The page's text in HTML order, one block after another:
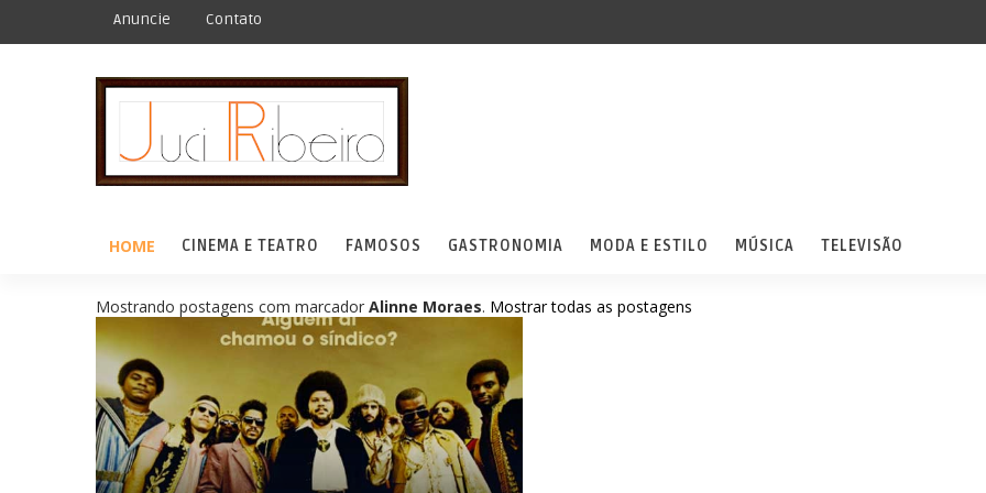
Anuncie Contato
HOME CINEMA E TEATRO FAMOSOS GASTRONOMIA MODA E ESTILO MÚSICA TELEVISÃO
Mostrando postagens com marcador Alinne Moraes. Mostrar todas as postagens